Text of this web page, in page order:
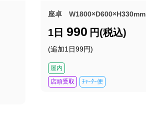
座卓 W1800×D600×H330mm
1日 990 円(税込)
(追加1日99円)
屋内
店頭受取
ﾁｬｰﾀｰ便